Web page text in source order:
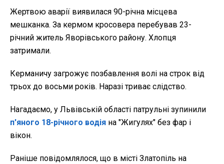
Жертвою аварії виявилася 90-річна місцева
мешканка. За кермом кросовера перебував 23-
річний житель Яворівського району. Хлопця
затримали.
Керманичу загрожує позбавлення волі на строк від
трьох до восьми років. Наразі триває слідство.
Нагадаємо, у Львівській області патрульні зупинили
п'яного 18-річного водія на "Жигулях" без фар і
вікон.
Раніше повідомлялося, що в місті Златопіль на